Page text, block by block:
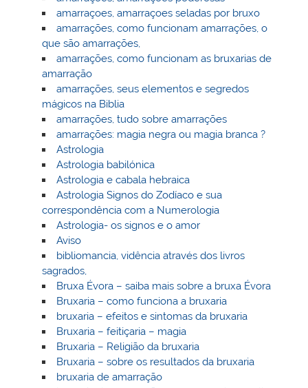
amarraçoes, amarraçoes seladas por bruxo
amarrações, como funcionam amarrações, o
que são amarrações,
amarrações, como funcionam as bruxarias de
amarração
amarrações, seus elementos e segredos
mágicos na Biblia
amarrações, tudo sobre amarrações
amarrações: magia negra ou magia branca ?
Astrologia
Astrologia babilónica
Astrologia e cabala hebraica
Astrologia Signos do Zodíaco e sua
correspondência com a Numerologia
Astrologia- os signos e o amor
Aviso
bibliomancia, vidência através dos livros
sagrados,
Bruxa Évora – saiba mais sobre a bruxa Évora
Bruxaria – como funciona a bruxaria
bruxaria – efeitos e sintomas da bruxaria
Bruxaria – feitiçaria – magia
Bruxaria – Religião da bruxaria
Bruxaria – sobre os resultados da bruxaria
bruxaria de amarração